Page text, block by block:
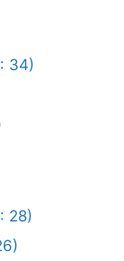
34)
28)